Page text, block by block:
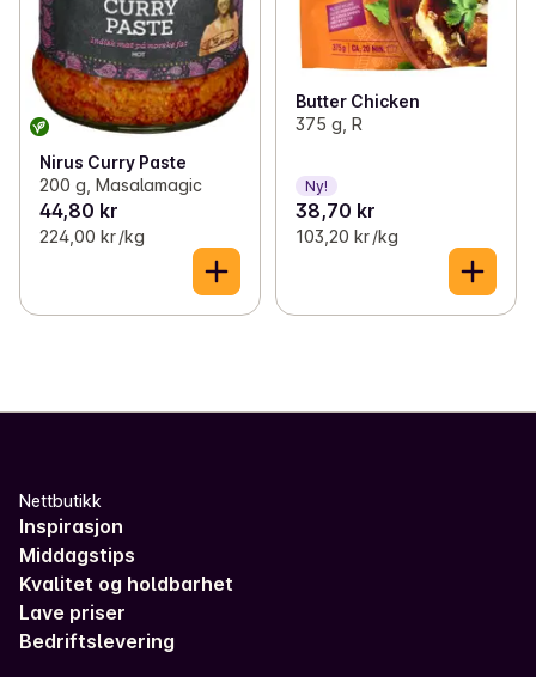
Nirus Curry Paste
200 g, Masalamagic
44,80 kr
224,00 kr /kg
Butter Chicken
375 g, R
Ny!
38,70 kr
103,20 kr /kg
Nettbutikk
Inspirasjon
Middagstips
Kvalitet og holdbarhet
Lave priser
Bedriftslevering